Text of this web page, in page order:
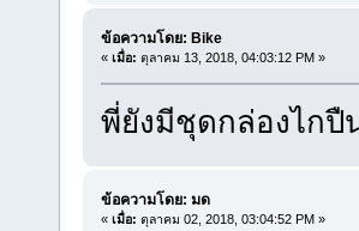
ข้อความโดย: Bike
« เมื่อ: ตุลาคม 13, 2018, 04:03:12 PM »
พี่ยังมีชุดกล่องไกปื
ข้อความโดย: มด
« เมื่อ: ตุลาคม 02, 2018, 03:04:52 PM »